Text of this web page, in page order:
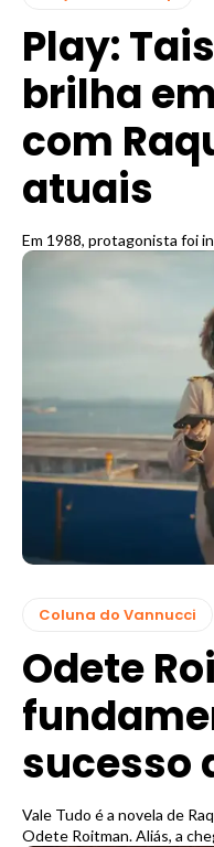
Play:
brilha
com
atuais
Em 1988, protagonista foi
Coluna do Vannucci
Odete
sucesso
Vale Tudo é a novela de
Odete Roitman. Aliás, a